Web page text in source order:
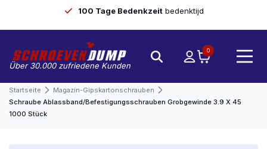
100 Tage Bedenkzeitbedenktijd
Über 30.000 zufriedene Kunden
0
Startseite
Magazin-Gipskartonschrauben
Schraube Ablassband/Befestigungsschrauben Grobgewinde 3.9 X 45
1000 Stück